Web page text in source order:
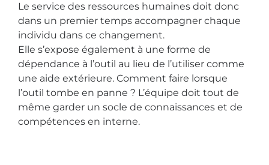
Le service des ressources humaines doit donc
dans un premier temps accompagner chaque
individu dans ce changement.
Elle s’expose également à une forme de
dépendance à l’outil au lieu de l’utiliser comme
une aide extérieure. Comment faire lorsque
l’outil tombe en panne ? L’équipe doit tout de
même garder un socle de connaissances et de
compétences en interne.